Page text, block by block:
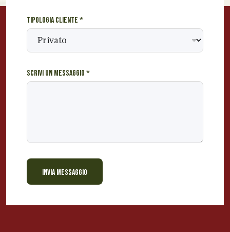
Tipologia cliente *
Scrivi un messaggio *
INVIA MESSAGGIO